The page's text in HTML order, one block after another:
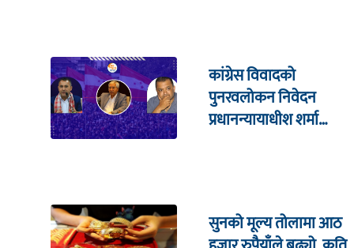
कांग्रेस विवादको
पुनरवलोकन निवेदन
प्रधानन्यायाधीश शर्मा
सुनको मूल्य तोलामा आठ